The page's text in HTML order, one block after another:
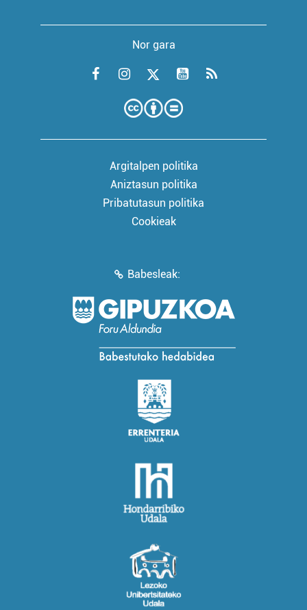
Nor gara
Argitalpen politika
Aniztasun politika
Pribatutasun politika
Cookieak
Babesleak: